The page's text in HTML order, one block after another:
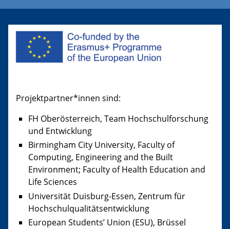
Projektpartner*innen sind:
FH Oberösterreich, Team Hochschulforschung
und Entwicklung
Birmingham City University, Faculty of
Computing, Engineering and the Built
Environment; Faculty of Health Education and
Life Sciences
Universität Duisburg-Essen, Zentrum für
Hochschulqualitätsentwicklung
European Students’ Union (ESU), Brüssel